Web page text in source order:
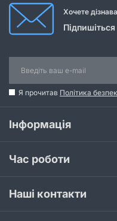
Хочете
Я прочитав Політика
Інформація
Час роботи
Наші контакти